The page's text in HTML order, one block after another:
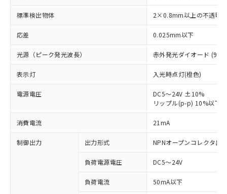
標準検出物体 2×0.8mm以上の不透明
応差 0.025mm以下
光源（ピーク発光波長） 赤外発光ダイオード
表示灯 入光時点灯(橙色)
電源電圧
DC5～24V ±10%
リップル(p-p) 10%以下
消費電流 21mA
制御出力 出力形式 NPNオープンコレクタ出
負荷電源電圧 DC5～24V
負荷電流 50mA以下
ご利用条件
対応済み：EU RoHS指令（10物質）の
非含有に対応した製品が提供可能な商品で
有に対応した製品に切り替える予定のある